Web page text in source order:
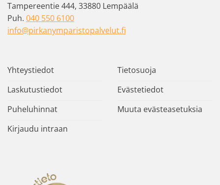
Tampereentie 444, 33880 Lempäälä
Puh. 040 550 6100
info@pirkanymparistopalvelut.fi
Yhteystiedot
Laskutustiedot
Puheluhinnat
Kirjaudu intraan
Tietosuoja
Evästetiedot
Muuta evästeasetuksia